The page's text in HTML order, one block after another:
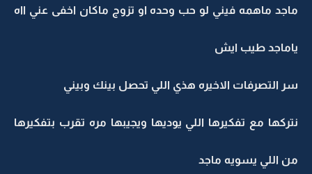
ماجد ماهمه فيني لو حب وحده او تزوج ماكان اخفى عني ااه
ياماجد طيب ايش
سر التصرفات الاخيره هذي اللي تحصل بينك وبيني
نتركها مع تفكيرها اللي يوديها ويجيبها مره تقرب بتفكيرها
من اللي يسويه ماجد